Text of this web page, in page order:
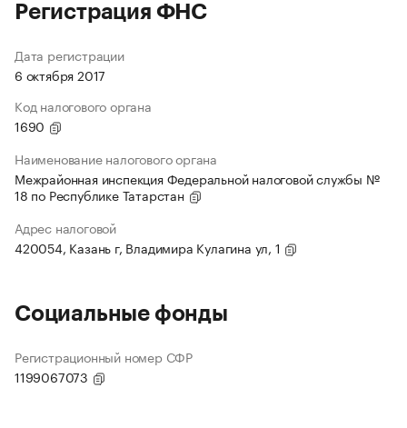
Регистрация ФНС
Дата регистрации
6 октября 2017
Код налогового органа
1690
Наименование налогового органа
Межрайонная инспекция Федеральной налоговой службы №
18 по Республике Татарстан
Адрес налоговой
420054, Казань г, Владимира Кулагина ул, 1
Социальные фонды
Регистрационный номер СФР
1199067073